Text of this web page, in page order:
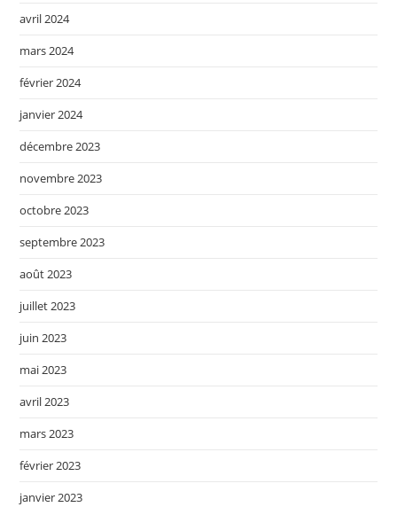
avril 2024
mars 2024
février 2024
janvier 2024
décembre 2023
novembre 2023
octobre 2023
septembre 2023
août 2023
juillet 2023
juin 2023
mai 2023
avril 2023
mars 2023
février 2023
janvier 2023